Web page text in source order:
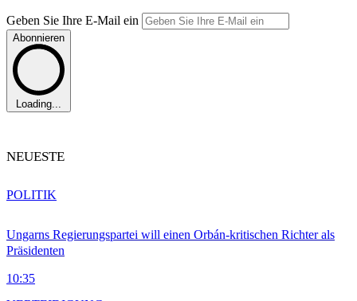
Geben Sie Ihre E-Mail ein
Abonnieren
Loading...
NEUESTE
Ungarns Regierungspartei will einen Orbán-kritischen Richter als
Präsidenten
10:35
POLITIK